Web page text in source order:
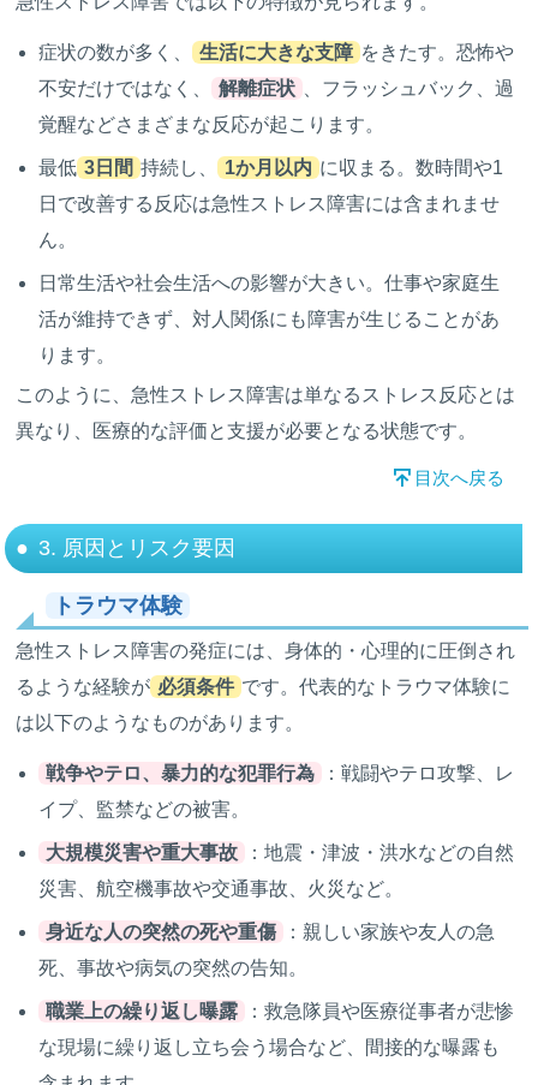
症状の数が多く、 生活に大きな支障 をきたす。恐怖や
不安だけではなく、
解離症状
、フラッシュバック、過
覚醒などさまざまな反応が起こります。
最低 3日間 持続し、 1か月以内 に収まる。数時間や1
日で改善する反応は急性ストレス障害には含まれませ
ん。
日常生活や社会生活への影響が大きい。仕事や家庭生
活が維持できず、対人関係にも障害が生じることがあ
ります。
このように、急性ストレス障害は単なるストレス反応とは
異なり、医療的な評価と支援が必要となる状態です。
目次へ戻る
3. 原因とリスク要因
トラウマ体験
急性ストレス障害の発症には、身体的・心理的に圧倒され
るような経験が 必須条件 です。代表的なトラウマ体験に
は以下のようなものがあります。
戦争やテロ、暴力的な犯罪行為
：戦闘やテロ攻撃、レ
イプ、監禁などの被害。
大規模災害や重大事故
：地震・津波・洪水などの自然
災害、航空機事故や交通事故、火災など。
身近な人の突然の死や重傷
：親しい家族や友人の急
死、事故や病気の突然の告知。
職業上の繰り返し曝露
：救急隊員や医療従事者が悲惨
な現場に繰り返し立ち会う場合など、間接的な曝露も